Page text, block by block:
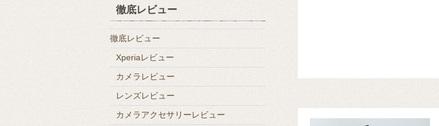
徹底レビュー
徹底レビュー
Xperiaレビュー
カメラレビュー
レンズレビュー
カメラアクセサリーレビュー